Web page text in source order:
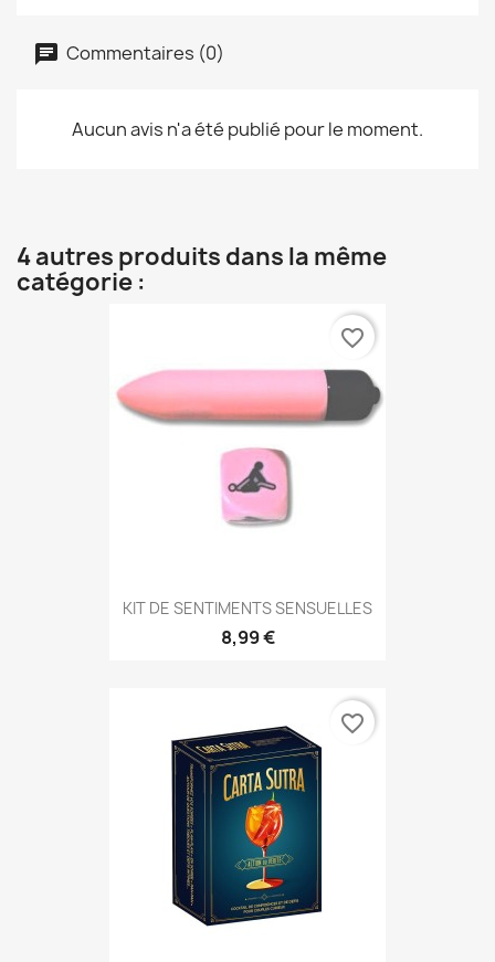
Commentaires (0)
Aucun avis n'a été publié pour le moment.
4 autres produits dans la même
catégorie :
KIT DE SENTIMENTS SENSUELLES
8,99 €
favorite_border
favorite_border